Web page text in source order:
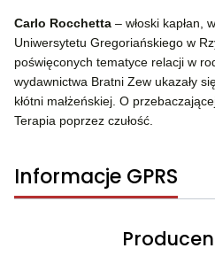
Carlo Rocchetta – włoski kapłan,
Uniwersytetu Gregoriańskiego w
poświęconych tematyce relacji w
wydawnictwa Bratni Zew ukazały
kłótni małżeńskiej. O
Terapia poprzez czułość.
Informacje GPRS